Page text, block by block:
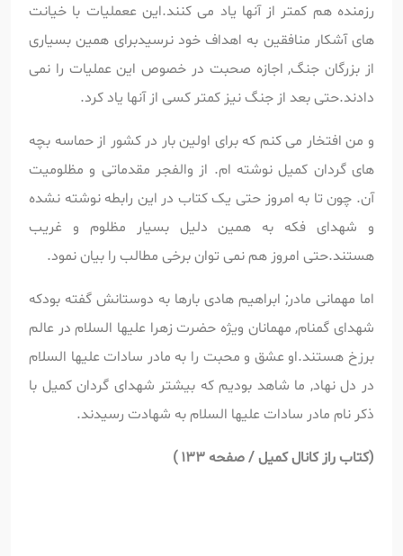
رزمنده هم کمتر از آنها یاد می کنند.این ععملیات با خیانت
های آشکار منافقین به اهداف خود نرسیدبرای همین بسیاری
از بزرگان جنگ, اجازه صحبت در خصوص این عملیات را نمی
دادند.حتی بعد از جنگ نیز کمتر کسی از آنها یاد کرد.
و من افتخار می کنم که برای اولین بار در کشور از حماسه بچه
های گردان کمیل نوشته ام. از والفجر مقدماتی و مظلومیت
آن. چون تا به امروز حتی یک کتاب در این رابطه نوشته نشده
و شهدای فکه به همین دلیل بسیار مظلوم و غریب
هستند.حتی امروز هم نمی توان برخی مطالب را بیان نمود.
اما مهمانی مادر; ابراهیم هادی بارها به دوستانش گفته بودکه
شهدای گمنام, مهمانان ویژه حضرت زهرا علیها السلام در عالم
برزخ هستند.او عشق و محبت را به مادر سادات علیها السلام
در دل نهاد, ما شاهد بودیم که بیشتر شهدای گردان کمیل با
ذکر نام مادر سادات علیها السلام به شهادت رسیدند.
(کتاب راز کانال کمیل / صفحه 133 )